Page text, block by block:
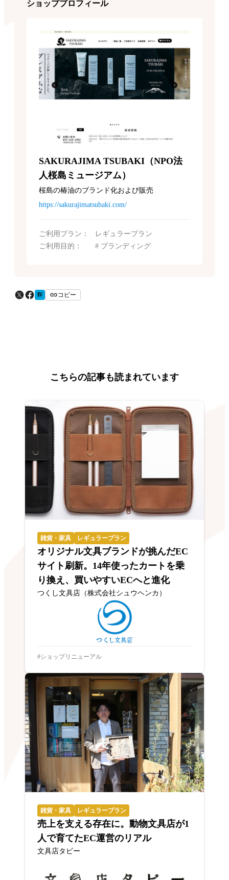
ショッププロフィール
SAKURAJIMA TSUBAKI（NPO法
人桜島ミュージアム）
桜島の椿油のブランド化および販売
https://sakurajimatsubaki.com/
ご利用プラン：
レギュラープラン
ご利用目的：
ブランディング
B! コピー
こちらの記事も読まれています
雑貨・家具 レギュラープラン
オリジナル文具ブランドが挑んだEC
サイト刷新。14年使ったカートを乗
り換え、買いやすいECへと進化
つくし文具店（株式会社シュウヘンカ）
ショップリニューアル
雑貨・家具 レギュラープラン
売上を支える存在に。動物文具店が1
人で育てたEC運営のリアル
文具店タビー